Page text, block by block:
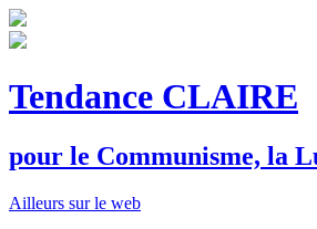
Tendance CLAIRE
pour le Communisme, la L
Ailleurs sur le web